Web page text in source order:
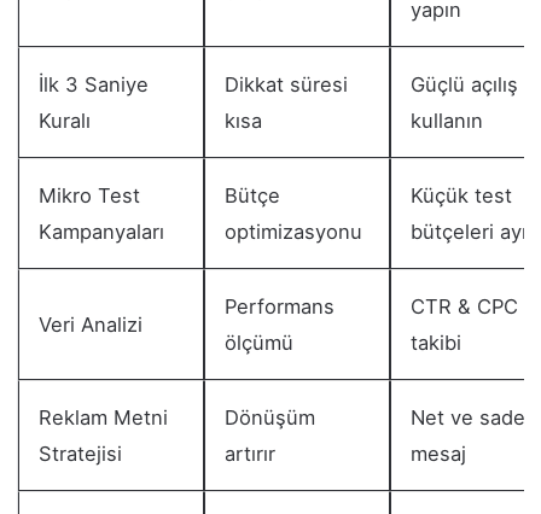
yapın
İlk 3 Saniye
Kuralı
Dikkat süresi
kısa
Güçlü açılış
kullanın
Mikro Test
Kampanyaları
Bütçe
optimizasyonu
Küçük test
bütçeleri
Veri Analizi
Performans
ölçümü
CTR & CPC
takibi
Reklam Metni
Stratejisi
Dönüşüm
artırır
Net ve sade
mesaj